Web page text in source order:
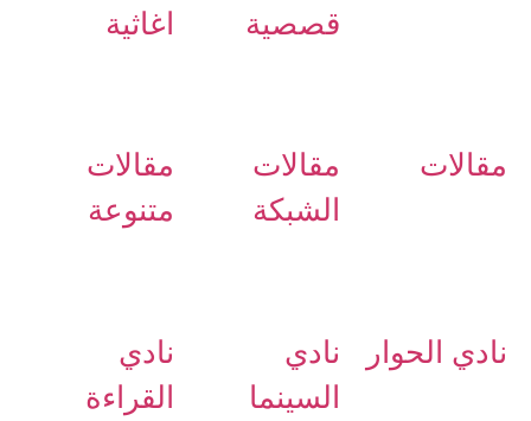
قصصية اغاثية
مقالات
مقالات
الشبكة
مقالات
متنوعة
نادي الحوار
نادي
السينما
نادي
القراءة